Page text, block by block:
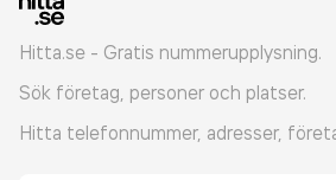
Hitta.se - Gratis nummerupplysning.
Sök företag, personer och platser.
Hitta telefonnummer, adresser,